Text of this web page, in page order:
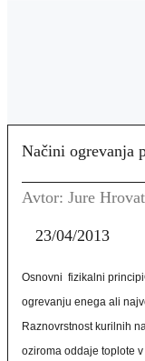
Načini ogrevanja
Avtor: Jure
23/04/2013
Osnovni fizikalni
ogrevanju enega ali
Raznovrstnost kurilnih
oziroma oddaje toplote v